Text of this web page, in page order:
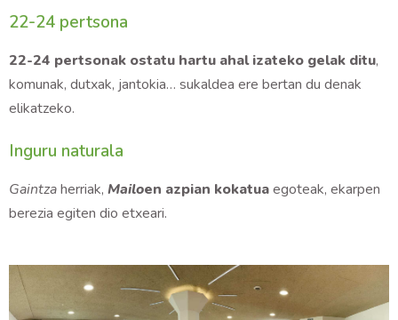
22-24 pertsona
22-24 pertsonak ostatu hartu ahal izateko gelak ditu,
komunak, dutxak, jantokia… sukaldea ere bertan du denak
elikatzeko.
Inguru naturala
Gaintzaherriak, Mailoen azpian kokatuaegoteak, ekarpen
berezia egiten dio etxeari.